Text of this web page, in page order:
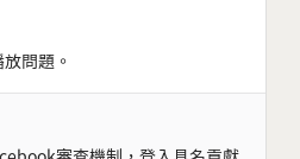
問題。